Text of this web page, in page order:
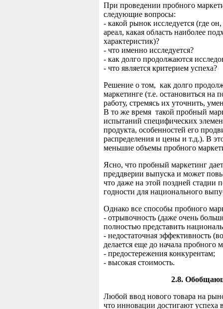
При проведении пробного
следующие вопросы:
- какой рынок исследуется (где
ареал, какая область наиболее
характеристик)?
- что именно исследуется?
- как долго продолжаются
- что является критерием успеха?
Решение о том, как долго
маркетинге (т.е. остановиться на
работу, стремясь их уточнить,
В то же время такой пробный
испытаний специфических
продукта, особенностей его
распределения и цены и т.д.). В
меньшие объемы пробного
Ясно, что пробный маркетинг
преддверии выпуска и может
что даже на этой поздней стадии
годности для национального
Однако все способы пробного
- отрывочность (даже очень
полностью представить
- недостаточная эффективность
делается еще до начала пробного
- предостережения конкурентам;
- высокая стоимость.
2.8.
Любой ввод нового товара на
что инновации достигают успеха